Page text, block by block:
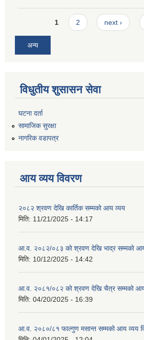
Pages1 2 next ›
अन्य
विधुतीय शुसासन सेवा
घटना दर्ता
सामाजिक सुरक्षा
नागरिक वडापत्र
आय व्यय विवरण
२०८२ श्रवण देखि कार्तिक सम्मको आय व्यय
मिति: 11/21/2025 - 14:17
आ.व. २०८२/०८३ को श्रवण देखि भाद्र सम्मको
मिति: 10/12/2025 - 14:42
आ.व. २०८१/०८२ को श्रवण देखि चैत्र सम्मको आय
मिति: 04/20/2025 - 16:39
आ.व. २०८०/८१ फाल्गुण मसान्त सम्मको आय व्यय